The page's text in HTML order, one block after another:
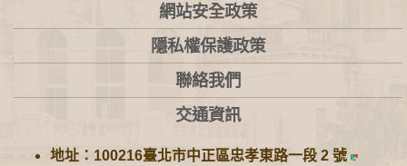
網站安全政策
隱私權保護政策
聯絡我們
交通資訊
地址：100216臺北市中正區忠孝東路一段 2 號